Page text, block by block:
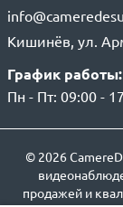
Кишинёв, ул.
График работы:
Пн - Пт: 09:00 -
© 2026
продажей и